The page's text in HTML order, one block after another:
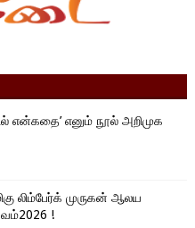
என்கதை’ எனும் நூல் அறிமுக
லிம்பேர்க் முருகன் ஆலய
!